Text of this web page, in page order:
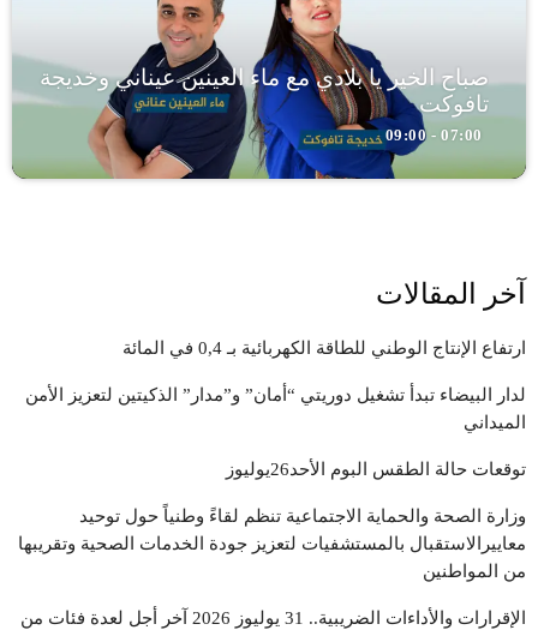
صباح الخير يا بلادي مع ماء العينين عيناني وخديجة
تافوكت
07:00 - 09:00
آخر المقالات
ارتفاع الإنتاج الوطني للطاقة الكهربائية بـ 0,4 في المائة
لدار البيضاء تبدأ تشغيل دوريتي “أمان” و”مدار” الذكيتين لتعزيز الأمن
الميداني
توقعات حالة الطقس البوم الأحد26يوليوز
وزارة الصحة والحماية الاجتماعية تنظم لقاءً وطنياً حول توحيد
معاييرالاستقبال بالمستشفيات لتعزيز جودة الخدمات الصحية وتقريبها
من المواطنين
الإقرارات والأداءات الضريبية.. 31 يوليوز 2026 آخر أجل لعدة فئات من